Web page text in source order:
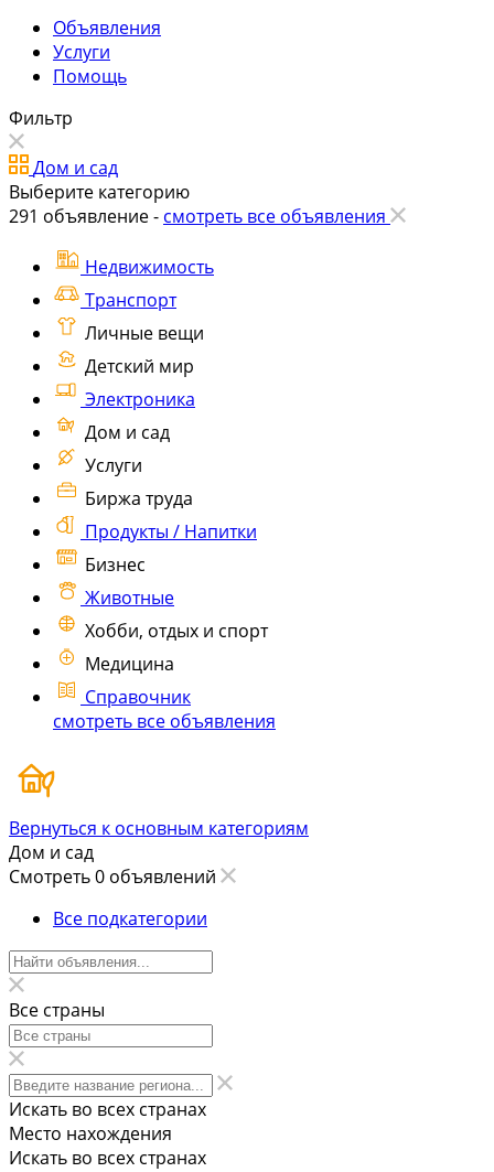
Объявления
Услуги
Помощь
Фильтр
Дом и сад
Выберите категорию
291 объявление - смотреть все объявления
Недвижимость
Транспорт
Личные вещи
Детский мир
Электроника
Дом и сад
Услуги
Биржа труда
Продукты / Напитки
Бизнес
Животные
Хобби, отдых и спорт
Медицина
Справочник
смотреть все объявления
Вернуться к основным категориям
Дом и сад
Смотреть 0 объявлений
Все подкатегории
Все страны
Искать во всех странах
Место нахождения
Искать во всех странах